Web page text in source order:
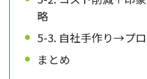
略
5-3. 自社手作り→プ
まとめ